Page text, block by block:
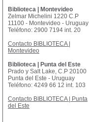
Biblioteca | Montevideo
Zelmar Michelini 1220 C.P
11100 - Montevideo - Uruguay
Teléfono: 2900 7194 int. 20
Contacto BIBLIOTECA |
Montevideo
Biblioteca | Punta del Este
Prado y Salt Lake, C.P 20100
Punta del Este - Uruguay
Teléfono: 4249 66 12 int. 103
Contacto BIBLIOTECA | Punta
del Este